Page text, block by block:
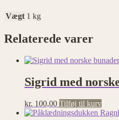
Vægt 1 kg
Relaterede varer
Sigrid med
kr. 100,00 Tilføj til kurv